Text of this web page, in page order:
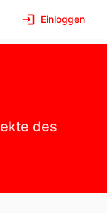
Einloggen
des